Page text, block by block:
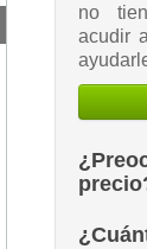
no
acudir